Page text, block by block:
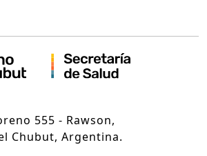
555 - Rawson,
Chubut, Argentina.